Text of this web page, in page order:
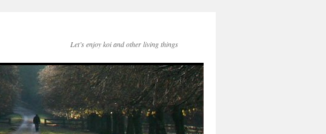
Let’s enjoy koi and other living things